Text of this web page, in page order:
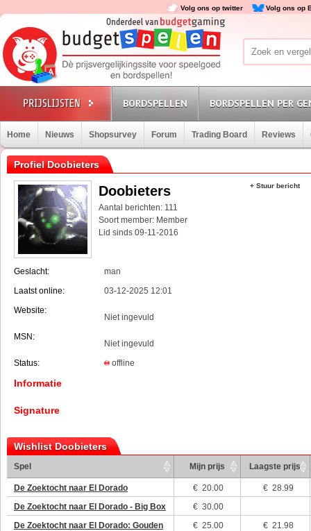
Volg ons op twitter Volg ons op
BORDSPELLEN BORDSPELLEN PER
Home Nieuws Shopsurvey Forum Trading Board Reviews
Profiel Doobieters
Doobieters
Aantal berichten: 111
Soort member: Member
Lid sinds 09-11-2016
Geslacht:
man
Laatst online:
03-12-2025 12:01
Website:
Niet ingevuld
MSN:
Niet ingevuld
Status:
offline
Informatie
Signature
+ Stuur bericht
Wishlist Doobieters
Spel Mijn prijs Laagste prijs
De Zoektocht naar El Dorado €20.00
€ 28.99
De Zoektocht naar El Dorado - Big Box
€30.00
De Zoektocht naar El Dorado: Gouden
€25.00 € 21.98